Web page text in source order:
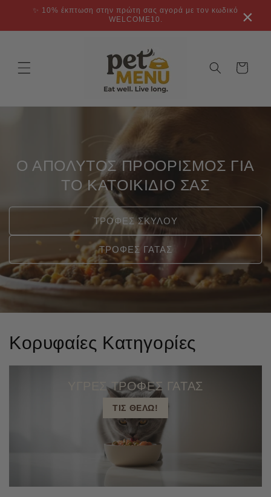
μετάβαση
περιεχόμενο
✨ 10% έκπτωση στην πρώτη σας αγορά με τον κωδικό
WELCOME10.
Καλάθι
Ο ΑΠΟΛΥΤΟΣ ΠΡΟΟΡΙΣΜΟΣ ΓΙΑ
ΤΟ ΚΑΤΟΙΚΙΔΙΟ ΣΑΣ
ΤΡΟΦΕΣ ΣΚΥΛΟΥ
ΤΡΟΦΕΣ ΓΑΤΑΣ
Κορυφαίες Κατηγορίες
ΥΓΡΕΣ ΤΡΟΦΕΣ ΓΑΤΑΣ
ΤΙΣ ΘΕΛΩ!
×